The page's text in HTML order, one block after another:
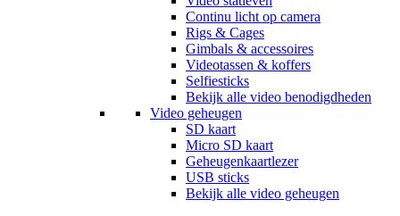
Continu licht op camera
Rigs & Cages
Gimbals & accessoires
Videotassen & koffers
Selfiesticks
Bekijk alle video benodigdheden
Video geheugen
SD kaart
Micro SD kaart
Geheugenkaartlezer
USB sticks
Bekijk alle video geheugen